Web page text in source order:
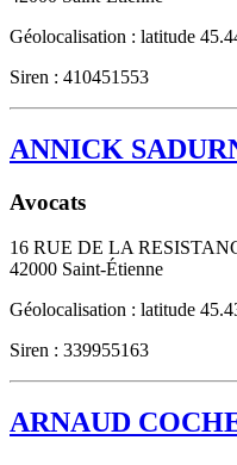
Géolocalisation : latitude
Siren : 410451553
ANNICK
Avocats
16 RUE DE LA
42000 Saint-Étienne
Géolocalisation : latitude
Siren : 339955163
ARNAUD